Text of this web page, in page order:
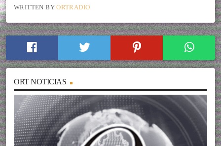
WRITTEN BYORTRADIO
ORT NOTICIAS